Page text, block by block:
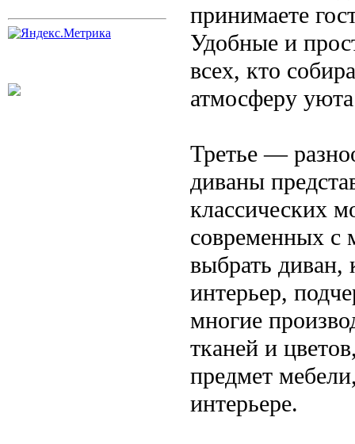
принимаете
Удобные и
всех, кто
атмосферу
Третье —
диваны
классических
современных
выбрать
интерьер,
многие
тканей и
предмет
интерьере.